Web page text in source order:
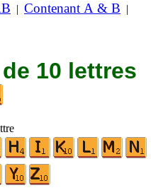
| Contenant A & B |
10 lettres